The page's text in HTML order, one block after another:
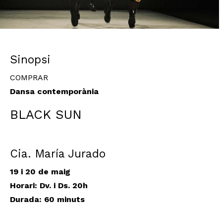
Sinopsi
COMPRAR
Dansa contemporània
BLACK SUN
Cia. María Jurado
19 i 20 de maig
Horari: Dv. i Ds. 20h
Durada: 60 minuts